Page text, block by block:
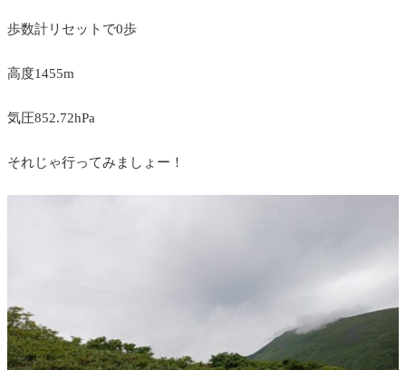
歩数計リセットで0歩
高度1455m
気圧852.72hPa
それじゃ行ってみましょー！